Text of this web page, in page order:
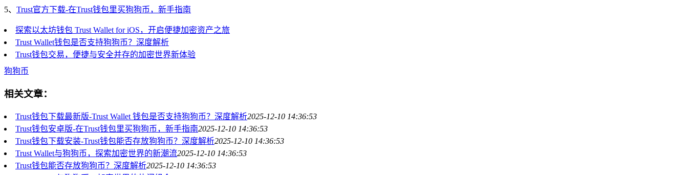
5、 Trust官方下载-在Trust钱包里买狗狗币，新手指南
探索以太坊钱包 Trust Wallet for iOS，开启便捷加密资产之旅
Trust Wallet钱包是否支持狗狗币？深度解析
Trust钱包交易，便捷与安全并存的加密世界新体验
狗狗币
相关文章：
Trust钱包下载最新版-Trust Wallet 钱包是否支持狗狗币？深度解析2025-12-10 14:36:53
Trust钱包安卓版-在Trust钱包里买狗狗币，新手指南2025-12-10 14:36:53
Trust钱包下载安装-Trust钱包能否存放狗狗币？深度解析2025-12-10 14:36:53
Trust Wallet与狗狗币，探索加密世界的新潮流2025-12-10 14:36:53
Trust钱包能否存放狗狗币？深度解析2025-12-10 14:36:53